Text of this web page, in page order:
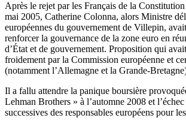
Après le rejet par les Français de la
mai 2005, Catherine Colonna, alors Ministre
européennes du gouvernement de Villepin,
renforcer la gouvernance de la zone euro en
d’État et de gouvernement. Proposition qui
froidement par la Commission européenne et
(notamment l’Allemagne et la Grande-
Il a fallu attendre la panique boursière
Lehman Brothers » à l’automne 2008 et
successives des responsables européens pour